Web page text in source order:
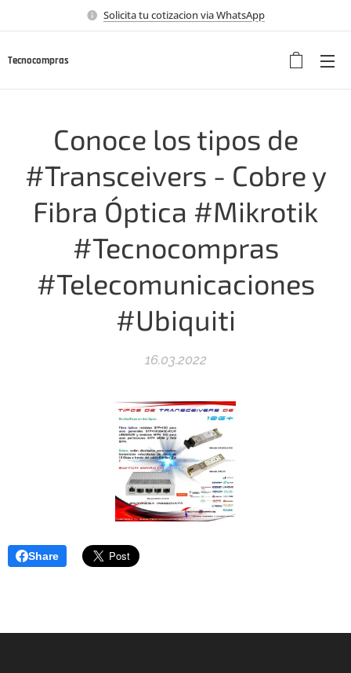
Solicita tu cotizacion via WhatsApp
Tecnocompras
Conoce los tipos de
#Transceivers - Cobre y
Fibra Óptica #Mikrotik
#Tecnocompras
#Telecomunicaciones
#Ubiquiti
16.03.2022
Share